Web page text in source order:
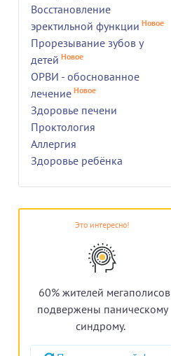
Восстановление
эректильной функции Новое
Прорезывание зубов у
детей Новое
ОРВИ - обоснованное
лечение Новое
Здоровье печени
Проктология
Аллергия
Здоровье ребёнка
Это интересно!
60% жителей мегаполисов
подвержены паническому
синдрому.